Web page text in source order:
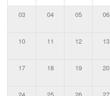
03 04 05 06
10 11 12 13
17 18 19 20